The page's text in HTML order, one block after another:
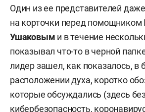
Один из ее представителей
на корточки перед помощником
Ушаковым и в течение
показывал что-то в черной
лидер зашел, как показалось, в
расположении духа, коротко
которые обсуждались (здесь
кибербезопасность,